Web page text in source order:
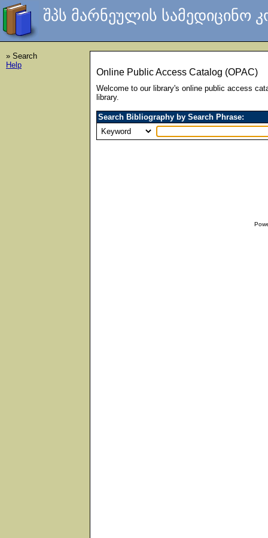
შპს მარნეულის სამედიცინო
» Search
Help
Online Public Access Catalog (OPAC)
Welcome to our library's online public access
library.
Search Bibliography by Search Phrase: